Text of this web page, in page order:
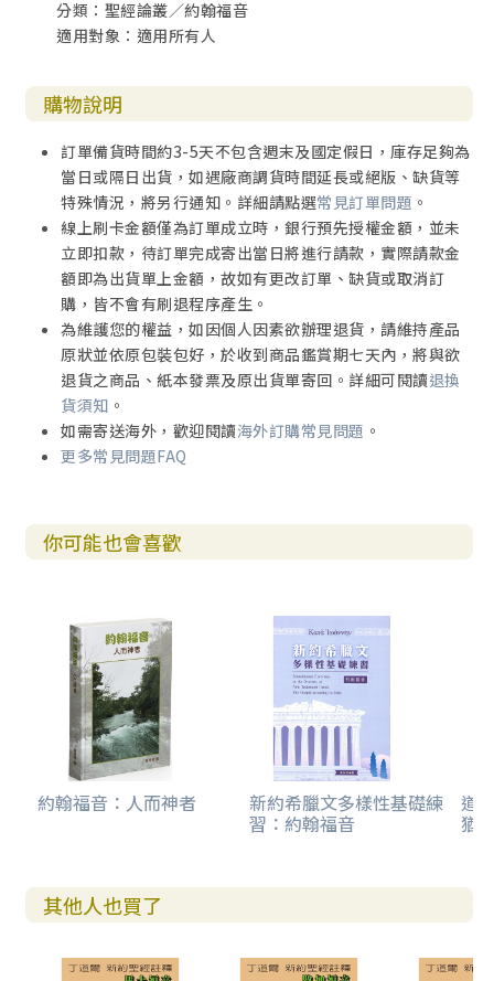
分類：聖經論叢／約翰福音
適用對象：適用所有人
購物說明
訂單備貨時間約3-5天不包含週末及國定假日，庫存足夠為
當日或隔日出貨，如遇廠商調貨時間延長或絕版、缺貨等
特殊情況，將另行通知。詳細請點選常見訂單問題 。
線上刷卡金額僅為訂單成立時，銀行預先授權金額，並未
立即扣款，待訂單完成寄出當日將進行請款，實際請款金
額即為出貨單上金額，故如有更改訂單、缺貨或取消訂
購，皆不會有刷退程序產生。
為維護您的權益，如因個人因素欲辦理退貨，請維持產品
原狀並依原包裝包好，於收到商品鑑賞期七天內，將與欲
退貨之商品、紙本發票及原出貨單寄回。詳細可閱讀退換
貨須知 。
如需寄送海外，歡迎閱讀海外訂購常見問題 。
更多常見問題FAQ
你可能也會喜歡
約翰福音：人而神者 新約希臘文多樣性基礎練
習：約翰福音
道
猶
其他人也買了